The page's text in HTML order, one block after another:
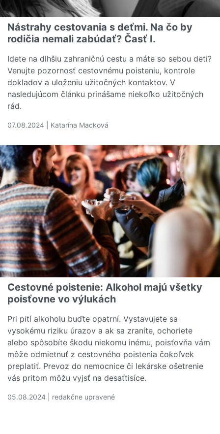
Nástrahy cestovania s deťmi. Na čo by
rodičia nemali zabúdať? Časť I.
Idete na dlhšiu zahraničnú cestu a máte so sebou deti?
Venujte pozornosť cestovnému poisteniu, kontrole
dokladov a uloženiu užitočných kontaktov. V
nasledujúcom článku prinášame niekoľko užitočných
rád.
07.08.2024 | Katarína Macková
Cestovné poistenie: Alkohol majú všetky
poisťovne vo výlukách
Pri pití alkoholu buďte opatrní. Vystavujete sa
vysokému riziku úrazov a ak sa zraníte, ochoriete
alebo spôsobíte škodu niekomu inému, poisťovňa vám
môže odmietnuť z cestovného poistenia čokoľvek
preplatiť. Prevoz do nemocnice či lekárske ošetrenie
vás pritom môžu vyjsť na desaťtisíce.
05.08.2024 | redakčne upravené